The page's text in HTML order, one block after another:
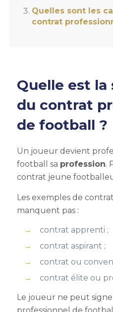
Quelles sont les
contrat
Quelle est
du contrat
de football ?
Un joueur devient
football sa profession.
contrat jeune
Les exemples de
manquent pas :
contrat apprenti ;
contrat aspirant ;
contrat ou
contrat élite ou
Le joueur ne peut